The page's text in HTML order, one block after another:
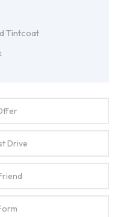
Tintcoat
Drive